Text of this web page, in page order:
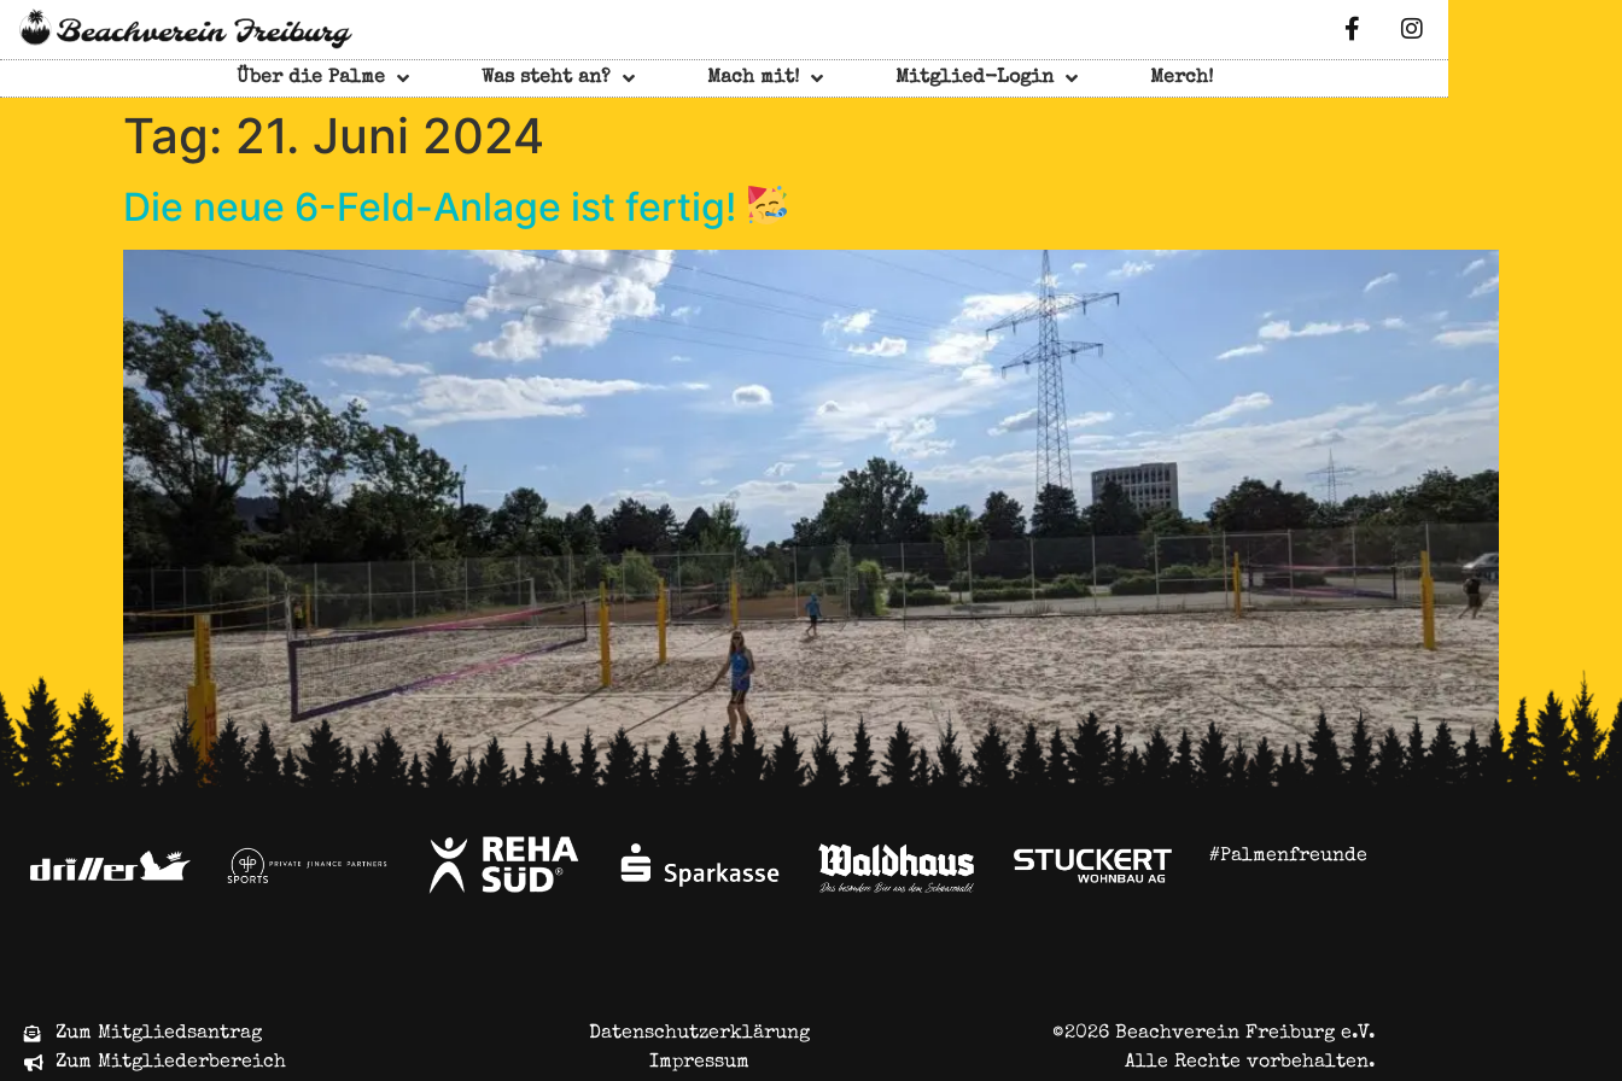
Über die Palme Was steht an? Mach mit! Mitglied-Login Merch!
Tag: 21. Juni 2024
Die neue 6-Feld-Anlage ist fertig!
Sechs neue Felder für mehr Sandsport in Freiburg 64 LKWs, 1600 Tonnen Sand, tausende ehrenamtliche Arbeitsstunden und jede Menge helfende
#Palmenfreunde
Zum Mitgliedsantrag
Zum Mitgliederbereich
Datenschutzerklärung
Impressum
©2026 Beachverein Freiburg e.V.
Alle Rechte vorbehalten.